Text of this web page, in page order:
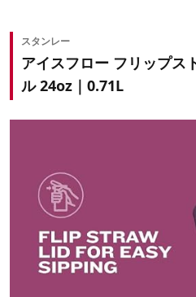
スタンレー
アイスフロー フリップス
ル 24oz｜0.71L